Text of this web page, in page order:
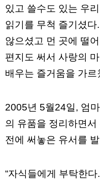
마
지
무
료
만
플
미
있고 쓸수도 있는 우
읽기를 무척 즐기셨다
않으셨고 먼 곳에 떨
편지도 써서 사랑의
배우는 즐거움을 가르
2005년 5월24일, 엄
의 유품을 정리하면
전에 써놓은 유서를
“자식들에게 부탁한